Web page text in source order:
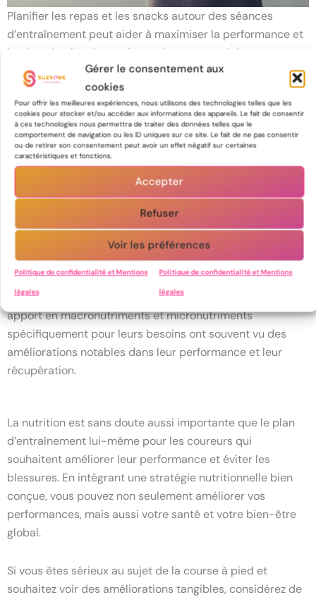
Gérer le consentement aux
cookies
Pour offrir les meilleures expériences, nous utilisons des technologies telles que les
cookies pour stocker et/ou accéder aux informations des appareils. Le fait de consentir
à ces technologies nous permettra de traiter des données telles que le
comportement de navigation ou les ID uniques sur ce site. Le fait de ne pas consentir
ou de retirer son consentement peut avoir un effet négatif sur certaines
caractéristiques et fonctions.
Accepter
Refuser
Voir les préférences
Politique de confidentialité et Mentions
légales
Politique de confidentialité et Mentions
légales
Planifier les repas et les snacks autour des séances
d’entraînement peut aider à maximiser la performance et
la récupération. Avant de courir, un repas riche en
glucides avec une modeste quantité de protéines peut
fournir l’énergie nécessaire sans causer d’inconfort
gastrique. Après l’entraînement, un repas riche en
protéines et en glucides aidera à réparer les muscles et à
reconstituer les réserves d’énergie. Pour aller plus loin,
vous pouvez retrouver plus de conseils dans l’article
Comment optimiser sa récup en course à pied.
Études de cas et témoignages
De nombreux coureurs professionnels attestent de
l’importance d’une nutrition ciblée dans leur réussite. Par
exemple, des athlètes de marathon qui ont ajusté leur
apport en macronutriments et micronutriments
spécifiquement pour leurs besoins ont souvent vu des
améliorations notables dans leur performance et leur
récupération.
La nutrition est sans doute aussi importante que le plan
d’entraînement lui-même pour les coureurs qui
souhaitent améliorer leur performance et éviter les
blessures. En intégrant une stratégie nutritionnelle bien
conçue, vous pouvez non seulement améliorer vos
performances, mais aussi votre santé et votre bien-être
global.
Si vous êtes sérieux au sujet de la course à pied et
souhaitez voir des améliorations tangibles, considérez de